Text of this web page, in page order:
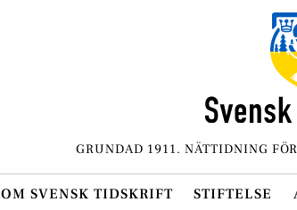
GRUNDAD 1911. NÄTTIDNING
OM SVENSK TIDSKRIFT STIFTELSE